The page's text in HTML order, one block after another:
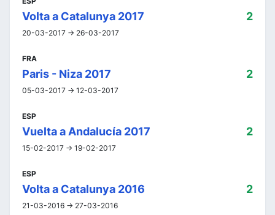
Volta a Catalunya 2017
20-03-2017 -> 26-03-2017
2
FRA
Paris - Niza 2017
05-03-2017 -> 12-03-2017
2
ESP
Vuelta a Andalucía 2017
15-02-2017 -> 19-02-2017
2
ESP
Volta a Catalunya 2016
21-03-2016 -> 27-03-2016
2